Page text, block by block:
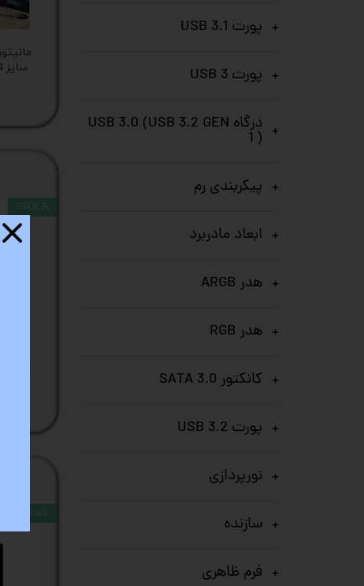
پورت USB 3.1
پورت USB 3
درگاه USB 3.0 (USB 3.2 GEN
1 )
پیکربندی رم
ابعاد مادربرد
هدر ARGB
هدر RGB
کانکتور SATA 3.0
پورت USB 3.2
نورپردازی
سازنده
فرم ظاهری
STOCK
stock